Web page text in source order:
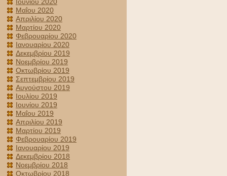
Μαΐου 2020
Απριλίου 2020
Μαρτίου 2020
Φεβρουαρίου 2020
Ιανουαρίου 2020
Δεκεμβρίου 2019
Νοεμβρίου 2019
Οκτωβρίου 2019
Σεπτεμβρίου 2019
Αυγούστου 2019
Ιουλίου 2019
Ιουνίου 2019
Μαΐου 2019
Απριλίου 2019
Μαρτίου 2019
Φεβρουαρίου 2019
Ιανουαρίου 2019
Δεκεμβρίου 2018
Νοεμβρίου 2018
Οκτωβρίου 2018